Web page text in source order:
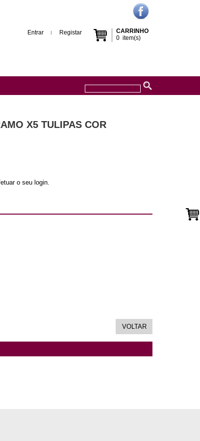
CARRINHO
0 item(s)
Entrar Registar
X5 TULIPAS COR
o seu login.